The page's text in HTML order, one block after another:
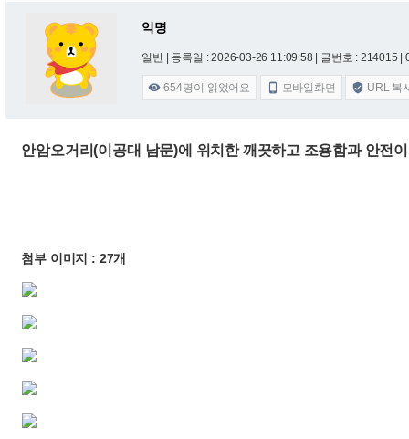
익명
일반 | 등록일 : 2026-03-26 11:09:58 | 글번호 : 214015 |
 654명이 읽었어요  모바일화면  URL 복
안암오거리(이공대 남문)에 위치한 깨끗하고 조용함과 안전
첨부 이미지 : 27개